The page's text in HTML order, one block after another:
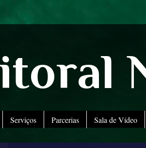
Serviços Parcerias Sala de Vídeo